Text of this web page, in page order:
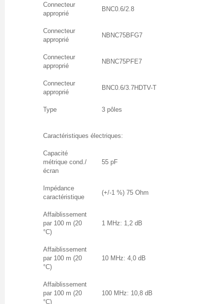
Connecteur
approprié
BNC0.6/2.8
Connecteur
approprié
NBNC75BFG7
Connecteur
approprié
NBNC75PFE7
Connecteur
approprié
BNC0.6/3.7HDTV-T
Type 3 pôles
Caractéristiques électriques:
Capacité
métrique cond./
écran
55 pF
Impédance
caractéristique
(+/-1 %) 75 Ohm
Affaiblissement
par 100 m (20
°C)
1 MHz: 1,2 dB
Affaiblissement
par 100 m (20
°C)
10 MHz: 4,0 dB
Affaiblissement
par 100 m (20
°C)
100 MHz: 10,8 dB